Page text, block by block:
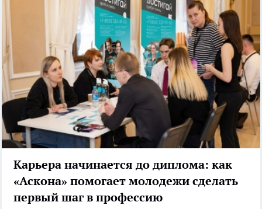
Карьера начинается до диплома: как
«Аскона» помогает молодежи сделать
первый шаг в профессию